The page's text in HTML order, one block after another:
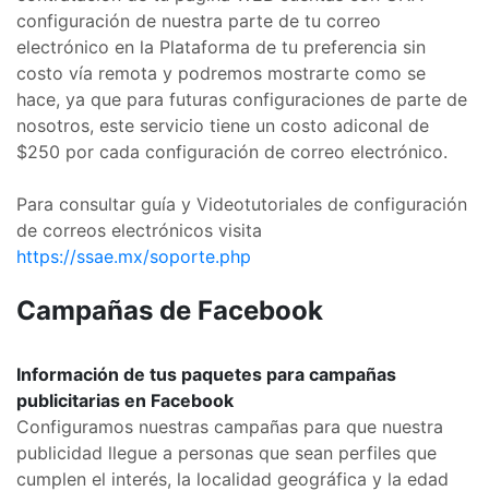
configuración de nuestra parte de tu correo
electrónico en la Plataforma de tu preferencia sin
costo vía remota y podremos mostrarte como se
hace, ya que para futuras configuraciones de parte de
nosotros, este servicio tiene un costo adiconal de
$250 por cada configuración de correo electrónico.
Para consultar guía y Videotutoriales de configuración
de correos electrónicos visita
https://ssae.mx/soporte.php
Campañas de Facebook
Información de tus paquetes para campañas
publicitarias en Facebook
Configuramos nuestras campañas para que nuestra
publicidad llegue a personas que sean perfiles que
cumplen el interés, la localidad geográfica y la edad